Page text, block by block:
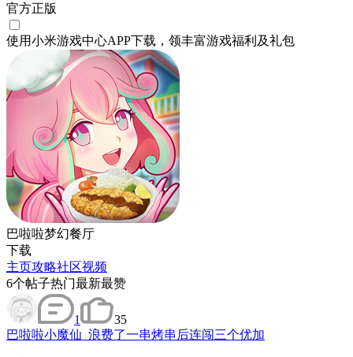
官方正版
使用小米游戏中心APP下载 ，领丰富游戏福利 及礼包
巴啦啦梦幻餐厅
下载
主页攻略社区视频
6个帖子热门最新最赞
1
35
巴啦啦小魔仙_浪费了一串烤串后连闯三个优加